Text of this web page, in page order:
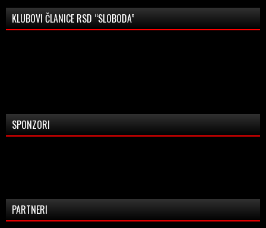
KLUBOVI ČLANICE RSD “SLOBODA”
SPONZORI
PARTNERI